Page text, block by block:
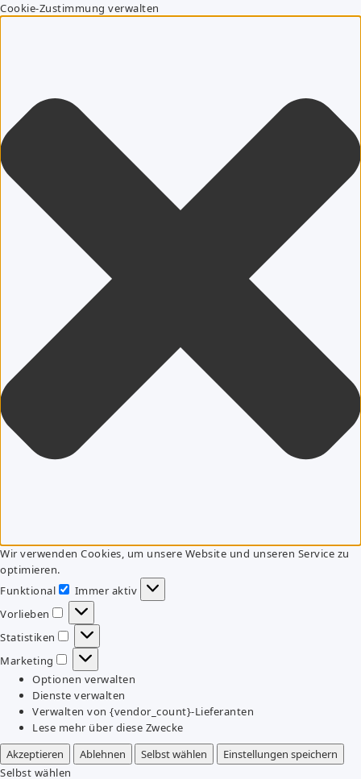
Cookie-Zustimmung verwalten
Wir verwenden Cookies, um unsere Website und unseren Service zu
optimieren.
Funktional
Funktional
Immer aktiv
Vorlieben
Vorlieben
Statistiken
Statistiken
Marketing
Marketing
Optionen verwalten
Dienste verwalten
Verwalten von {vendor_count}-Lieferanten
Lese mehr über diese Zwecke
Akzeptieren
Ablehnen Selbst wählen
Einstellungen speichern
Selbst wählen